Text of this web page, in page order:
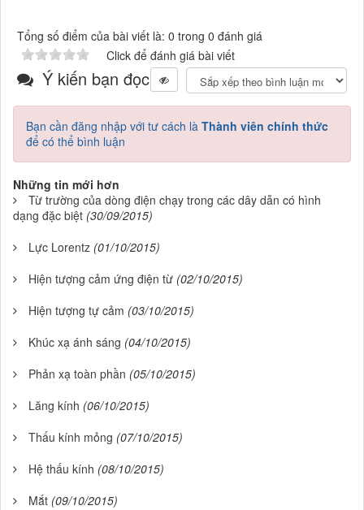
Tổng số điểm của bài viết là: 0 trong 0 đánh giá
Click để đánh giá bài viết
Ý kiến bạn đọc
Bạn cần đăng nhập với tư cách là Thành viên chính thức
để có thể bình luận
Những tin mới hơn
Từ trường của dòng điện chạy trong các dây dẫn có hình
dạng đặc biệt (30/09/2015)
Lực Lorentz (01/10/2015)
Hiện tượng cảm ứng điện từ (02/10/2015)
Hiện tượng tự cảm (03/10/2015)
Khúc xạ ánh sáng (04/10/2015)
Phản xạ toàn phần (05/10/2015)
Lăng kính (06/10/2015)
Thấu kính mỏng (07/10/2015)
Hệ thấu kính (08/10/2015)
Mắt (09/10/2015)